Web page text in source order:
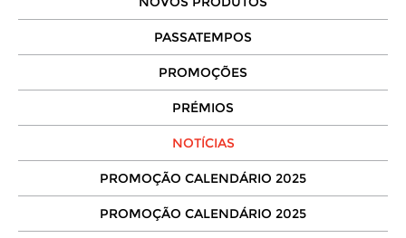
PASSATEMPOS
PROMOÇÕES
PRÉMIOS
NOTÍCIAS
PROMOÇÃO CALENDÁRIO 2025
PROMOÇÃO CALENDÁRIO 2025